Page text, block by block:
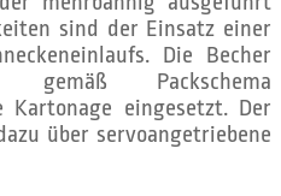
sind der Einsatz einer
Die Becher
gemäß Packschema
eingesetzt. Der
über servoangetriebene